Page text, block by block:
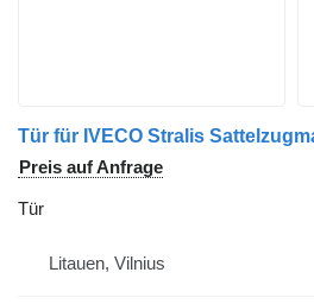
Tür für IVECO Stralis
Preis auf Anfrage
Tür
Litauen, Vilnius